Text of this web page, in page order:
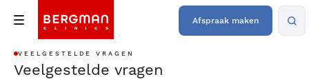
Afspraak maken
VEELGESTELDE VRAGEN
Veelgestelde vragen